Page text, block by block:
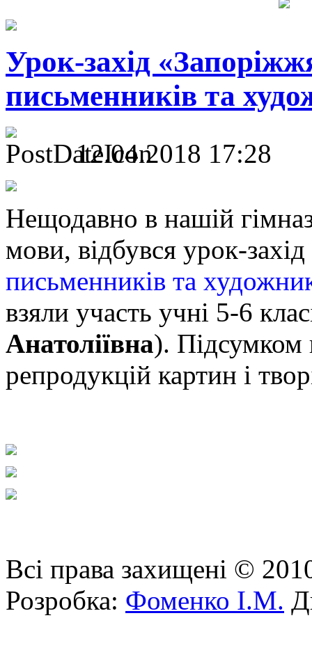
Урок-захід
письменників та
12.04.2018 17:28
Нещодавно в нашій
мови, відбувся урок-захід
письменників та
взяли участь учні 5-6
Анатоліївна). Підсумком
репродукцій картин і
Всі права захищені ©
Розробка: Фоменко І.М.